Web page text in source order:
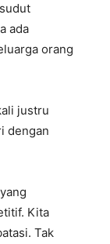
ada
orang
justru
dengan
Kita
Tak